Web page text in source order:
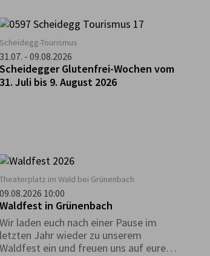
Scheidegg-Tourismus
31.07. - 09.08.2026
Scheidegger Glutenfrei-Wochen vom
31. Juli bis 9. August 2026
Theaterplatz im Wald bei Grünenbach
09.08.2026 10:00
Waldfest in Grünenbach
Wir laden euch nach einer Pause im
letzten Jahr wieder zu unserem
Waldfest ein und freuen uns auf euren